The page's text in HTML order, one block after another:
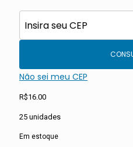
Não sei meu CEP
R$16.00
25 unidades
Em estoque